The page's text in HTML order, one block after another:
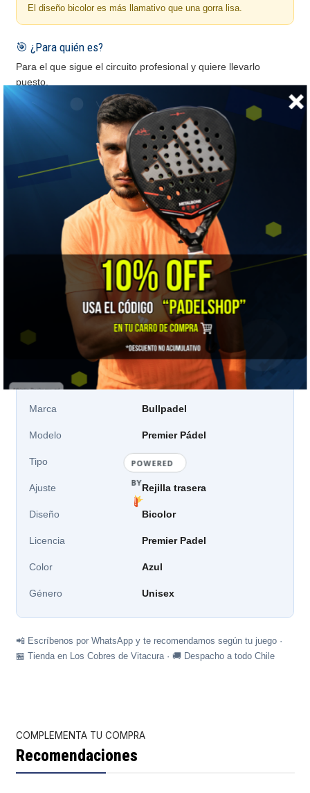
El diseño bicolor es más llamativo que una gorra lisa.
🎯 ¿Para quién es?
Para el que sigue el circuito profesional y quiere llevarlo
puesto.
🧢 Gorro o visera: cuál te conviene
Los dos sacan el sol de los ojos. La diferencia está en
qué haces con el calor
Cubre la coronilla, así que protege más del sol. Guarda
algo más de calor arriba.
Visera
Deja la cabeza al aire y disipa mejor el calor, pero no
protege la coronilla.
📋 Ficha técnica
Marca Bullpadel
Modelo Premier Pádel
Tipo Gorro
Ajuste Rejilla trasera
Diseño Bicolor
Licencia Premier Padel
Color Azul
Género Unisex
📲 Escríbenos por WhatsApp y te recomendamos según tu juego ·
🏪 Tienda en Los Cobres de Vitacura · 🚚 Despacho a todo Chile
COMPLEMENTA TU COMPRA
Recomendaciones
POWERED
BY